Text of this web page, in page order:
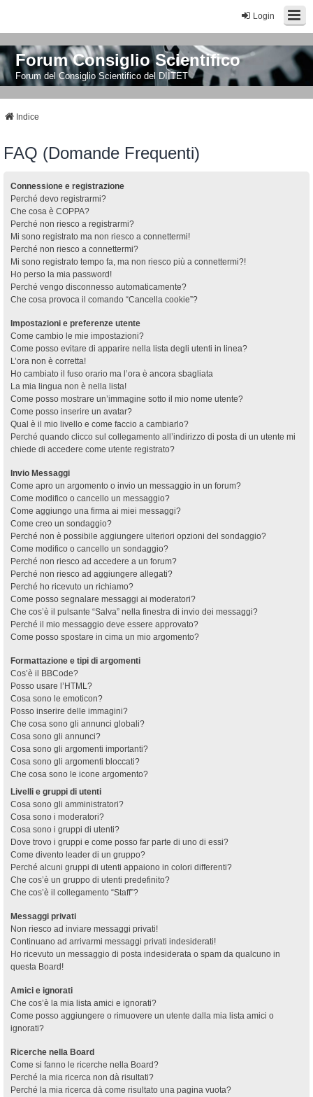
Login
Forum Consiglio Scientifico
Forum del Consiglio Scientifico del DIITET
Indice
FAQ (Domande Frequenti)
Connessione e registrazione
Perché devo registrarmi?
Che cosa è COPPA?
Perché non riesco a registrarmi?
Mi sono registrato ma non riesco a connettermi!
Perché non riesco a connettermi?
Mi sono registrato tempo fa, ma non riesco più a connettermi?!
Ho perso la mia password!
Perché vengo disconnesso automaticamente?
Che cosa provoca il comando “Cancella cookie”?
Impostazioni e preferenze utente
Come cambio le mie impostazioni?
Come posso evitare di apparire nella lista degli utenti in linea?
L’ora non è corretta!
Ho cambiato il fuso orario ma l’ora è ancora sbagliata
La mia lingua non è nella lista!
Come posso mostrare un’immagine sotto il mio nome utente?
Come posso inserire un avatar?
Qual è il mio livello e come faccio a cambiarlo?
Perché quando clicco sul collegamento all’indirizzo di posta di un utente mi
chiede di accedere come utente registrato?
Invio Messaggi
Come apro un argomento o invio un messaggio in un forum?
Come modifico o cancello un messaggio?
Come aggiungo una firma ai miei messaggi?
Come creo un sondaggio?
Perché non è possibile aggiungere ulteriori opzioni del sondaggio?
Come modifico o cancello un sondaggio?
Perché non riesco ad accedere a un forum?
Perché non riesco ad aggiungere allegati?
Perché ho ricevuto un richiamo?
Come posso segnalare messaggi ai moderatori?
Che cos’è il pulsante “Salva” nella finestra di invio dei messaggi?
Perché il mio messaggio deve essere approvato?
Come posso spostare in cima un mio argomento?
Formattazione e tipi di argomenti
Cos’è il BBCode?
Posso usare l’HTML?
Cosa sono le emoticon?
Posso inserire delle immagini?
Che cosa sono gli annunci globali?
Cosa sono gli annunci?
Cosa sono gli argomenti importanti?
Cosa sono gli argomenti bloccati?
Che cosa sono le icone argomento?
Livelli e gruppi di utenti
Cosa sono gli amministratori?
Cosa sono i moderatori?
Cosa sono i gruppi di utenti?
Dove trovo i gruppi e come posso far parte di uno di essi?
Come divento leader di un gruppo?
Perché alcuni gruppi di utenti appaiono in colori differenti?
Che cos’è un gruppo di utenti predefinito?
Che cos’è il collegamento “Staff”?
Messaggi privati
Non riesco ad inviare messaggi privati!
Continuano ad arrivarmi messaggi privati indesiderati!
Ho ricevuto un messaggio di posta indesiderata o spam da qualcuno in
questa Board!
Amici e ignorati
Che cos’è la mia lista amici e ignorati?
Come posso aggiungere o rimuovere un utente dalla mia lista amici o
ignorati?
Ricerche nella Board
Come si fanno le ricerche nella Board?
Perché la mia ricerca non dà risultati?
Perché la mia ricerca dà come risultato una pagina vuota?